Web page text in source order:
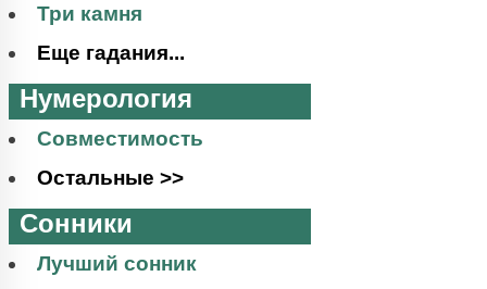
Три камня
Еще гадания...
Нумерология
Совместимость
Остальные >>
Сонники
Лучший сонник